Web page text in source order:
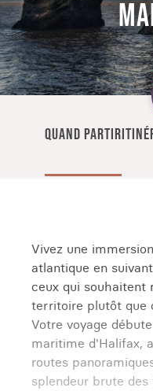
QUAND PARTIR
Vivez une
atlantique en
ceux qui souhaitent
territoire plutôt que
Votre voyage
maritime d'Halifax,
routes
splendeur brute